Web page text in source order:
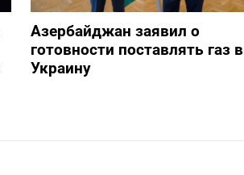
Азербайджан заявил о
готовности поставлять газ в
Украину